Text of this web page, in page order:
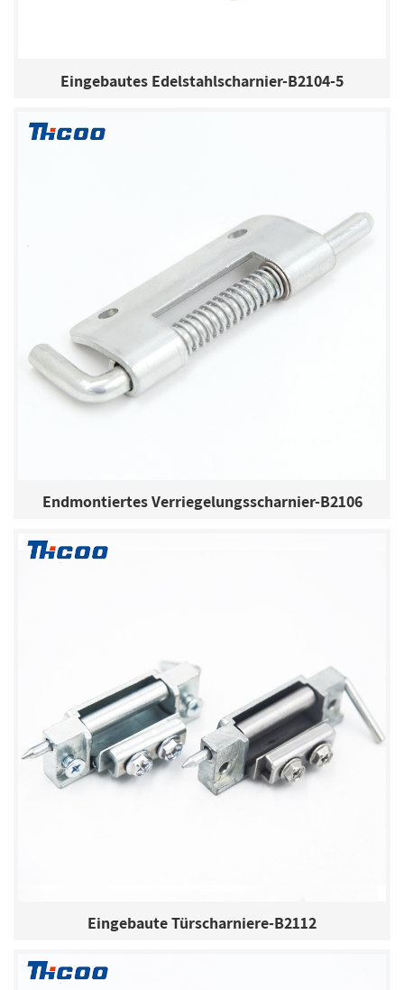
Eingebautes Edelstahlscharnier-B2104-5
Endmontiertes Verriegelungsscharnier-B2106
Eingebaute Türscharniere-B2112